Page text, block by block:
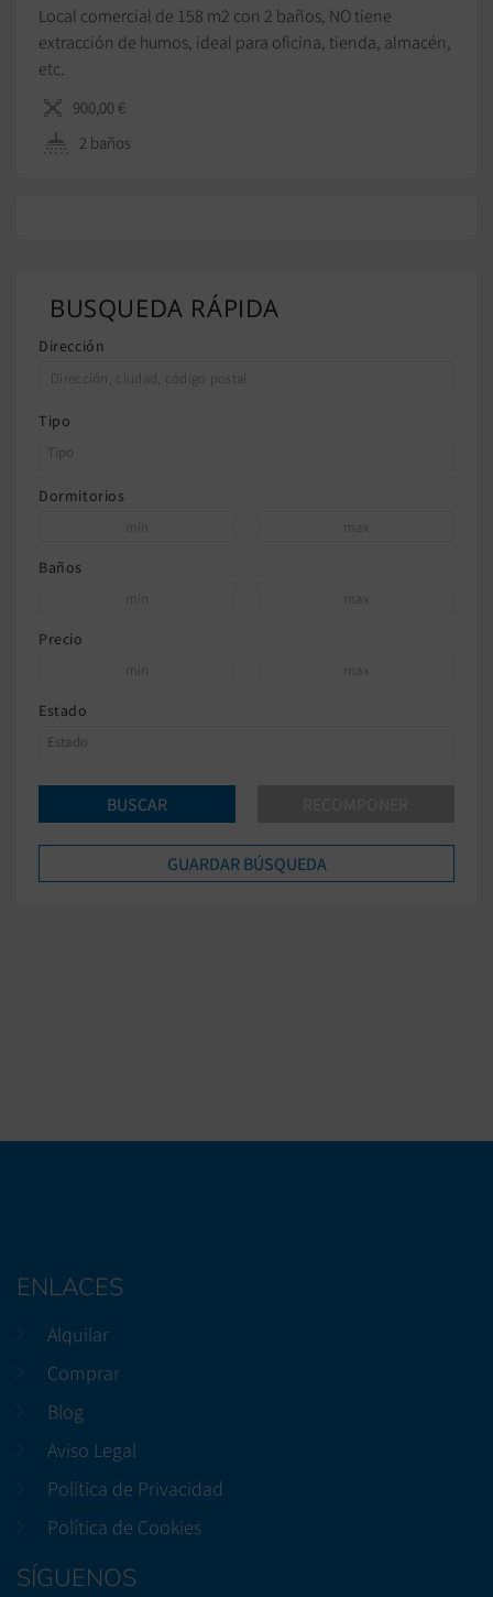
Local comercial de 158 m2 con 2 baños, NO tiene
extracción de humos, ideal para oficina, tienda, almacén,
etc.
900,00 €
2 baños
BUSQUEDA RÁPIDA
Dirección
Tipo
Dormitorios
Baños
Precio
Estado
ENLACES
Alquilar
Comprar
Blog
Aviso Legal
Política de Privacidad
Política de Cookies
SÍGUENOS